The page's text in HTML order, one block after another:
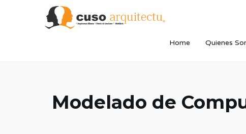
Home Quienes
Modelado de